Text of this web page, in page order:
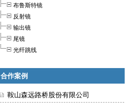
布鲁斯特镜
反射镜
输出镜
尾镜
光纤跳线
合作案例
鞍山森远路桥股份有限公司